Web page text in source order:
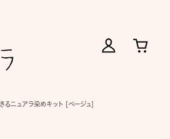
るニュアラ染めキット [ベージュ]